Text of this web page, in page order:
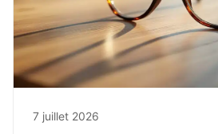
7 juillet 2026